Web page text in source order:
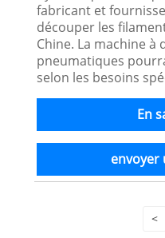
fabricant et
découper les
Chine. La machine
pneumatiques
selon les besoins
En
envoyer
<